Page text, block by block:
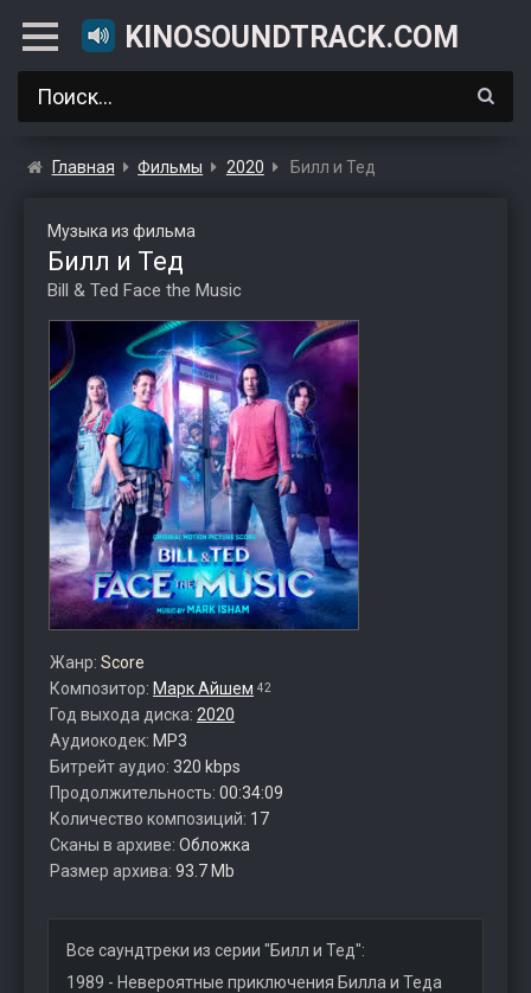
KINOSOUNDTRACK.COM
Главная Фильмы 2020 Билл и Тед
Музыка из фильма
Билл и Тед
Bill & Ted Face the Music
Жанр: Score
Композитор: Марк Айшем 42
Год выхода диска: 2020
Аудиокодек: MP3
Битрейт аудио: 320 kbps
Продолжительность: 00:34:09
Количество композиций: 17
Сканы в архиве: Обложка
Размер архива: 93.7 Mb
Все саундтреки из серии "Билл и Тед":
1989 - Невероятные приключения Билла и Теда